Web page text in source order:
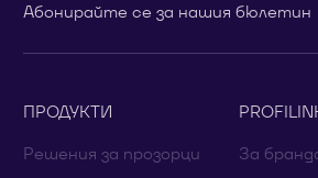
Абонирайте се за нашия бюлетин
ПРОДУКТИ
Решения за прозорци
За